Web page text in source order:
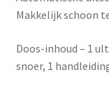
Makkelijk schoon
Doos-inhoud – 1
snoer, 1